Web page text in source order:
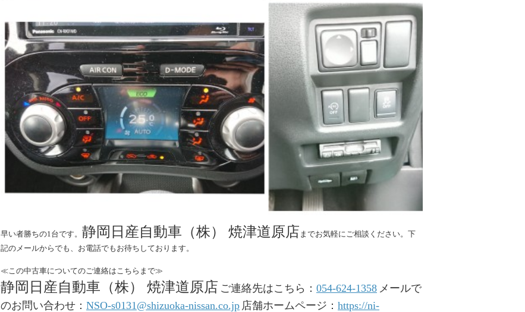
早い者勝ちの1台です。 静岡日産自動車（株） 焼津道原店 までお気軽にご相談ください。下
記のメールからでも、お電話でもお待ちしております。
≪この中古車についてのご連絡はこちらまで≫
静岡日産自動車（株） 焼津道原店 ご連絡先はこちら： 054-624-1358 メールで
のお問い合わせ： NSO-s0131@shizuoka-nissan.co.jp 店舗ホームページ： https://ni-